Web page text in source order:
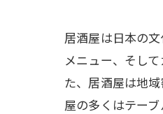
居酒屋は日本の
メニュー、そし
た、居酒屋は地
屋の多くはテー